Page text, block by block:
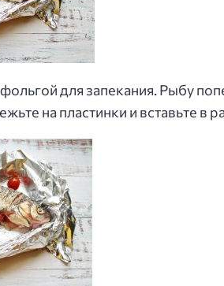
для запекания. Рыбу
на пластинки и вставьте в